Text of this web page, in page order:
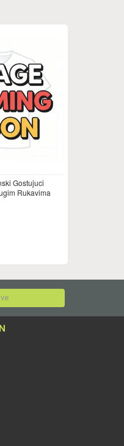
Gostujuci
Rukavima